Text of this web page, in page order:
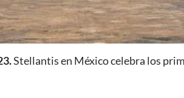
Stellantis en México celebra los